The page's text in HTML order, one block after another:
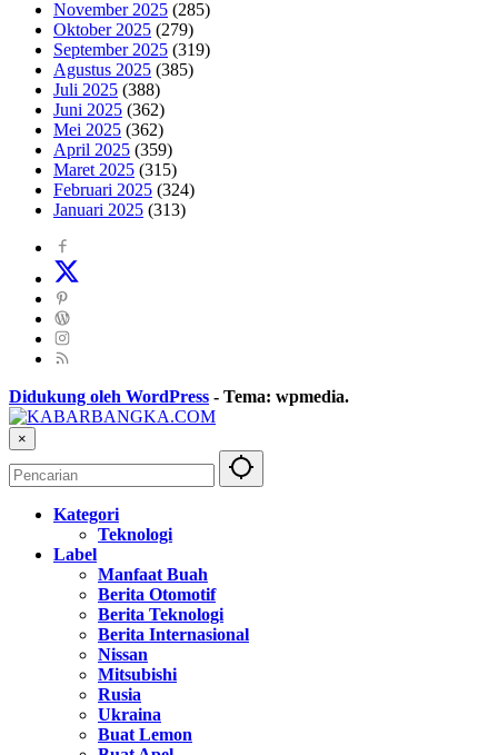
November 2025 (285)
Oktober 2025 (279)
September 2025 (319)
Agustus 2025 (385)
Juli 2025 (388)
Juni 2025 (362)
Mei 2025 (362)
April 2025 (359)
Maret 2025 (315)
Februari 2025 (324)
Januari 2025 (313)
Didukung oleh WordPress - Tema: wpmedia.
×
Kategori
Teknologi
Label
Manfaat Buah
Berita Otomotif
Berita Teknologi
Berita Internasional
Nissan
Mitsubishi
Rusia
Ukraina
Buat Lemon